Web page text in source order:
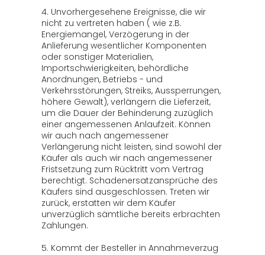
4. Unvorhergesehene Ereignisse, die wir
nicht zu vertreten haben ( wie z.B.
Energiemangel, Verzögerung in der
Anlieferung wesentlicher Komponenten
oder sonstiger Materialien,
Importschwierigkeiten, behördliche
Anordnungen, Betriebs - und
Verkehrsstörungen, Streiks, Aussperrungen,
höhere Gewalt), verlängern die Lieferzeit,
um die Dauer der Behinderung zuzüglich
einer angemessenen Anlaufzeit. Können
wir auch nach angemessener
Verlängerung nicht leisten, sind sowohl der
Käufer als auch wir nach angemessener
Fristsetzung zum Rücktritt vom Vertrag
berechtigt. Schadenersatzansprüche des
Käufers sind ausgeschlossen. Treten wir
zurück, erstatten wir dem Käufer
unverzüglich sämtliche bereits erbrachten
Zahlungen.
5. Kommt der Besteller in Annahmeverzug